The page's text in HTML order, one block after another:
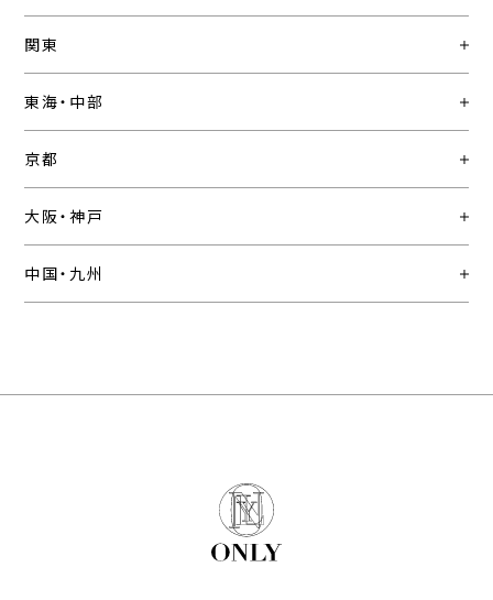
関東
東海・中部
京都
大阪・神戸
中国・九州